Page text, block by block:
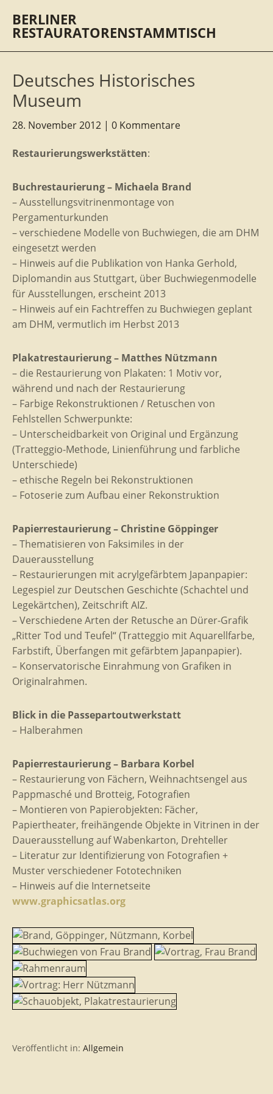
BERLINER
RESTAURATORENSTAMMTISCH
Deutsches Historisches
Museum
28. November 2012 0 Kommentare
Restaurierungswerkstätten:
Buchrestaurierung – Michaela Brand
– Ausstellungsvitrinenmontage von
Pergamenturkunden
– verschiedene Modelle von Buchwiegen, die am DHM
eingesetzt werden
– Hinweis auf die Publikation von Hanka Gerhold,
Diplomandin aus Stuttgart, über Buchwiegenmodelle
für Ausstellungen, erscheint 2013
– Hinweis auf ein Fachtreffen zu Buchwiegen geplant
am DHM, vermutlich im Herbst 2013
Plakatrestaurierung – Matthes Nützmann
– die Restaurierung von Plakaten: 1 Motiv vor,
während und nach der Restaurierung
– Farbige Rekonstruktionen / Retuschen von
Fehlstellen Schwerpunkte:
– Unterscheidbarkeit von Original und Ergänzung
(Tratteggio-Methode, Linienführung und farbliche
Unterschiede)
– ethische Regeln bei Rekonstruktionen
– Fotoserie zum Aufbau einer Rekonstruktion
Papierrestaurierung – Christine Göppinger
– Thematisieren von Faksimiles in der
Dauerausstellung
– Restaurierungen mit acrylgefärbtem Japanpapier:
Legespiel zur Deutschen Geschichte (Schachtel und
Legekärtchen), Zeitschrift AIZ.
– Verschiedene Arten der Retusche an Dürer-Grafik
„Ritter Tod und Teufel“ (Tratteggio mit Aquarellfarbe,
Farbstift, Überfangen mit gefärbtem Japanpapier).
– Konservatorische Einrahmung von Grafiken in
Originalrahmen.
Blick in die Passepartoutwerkstatt
– Halberahmen
Papierrestaurierung – Barbara Korbel
– Restaurierung von Fächern, Weihnachtsengel aus
Pappmasché und Brotteig, Fotografien
– Montieren von Papierobjekten: Fächer,
Papiertheater, freihängende Objekte in Vitrinen in der
Dauerausstellung auf Wabenkarton, Drehteller
– Literatur zur Identifizierung von Fotografien +
Muster verschiedener Fototechniken
– Hinweis auf die Internetseite
www.graphicsatlas.org
Veröffentlicht in: Allgemein